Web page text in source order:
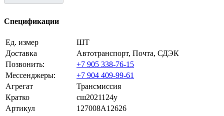
Спецификации
Ед. измер
ШТ
Доставка
Автотранспорт, Почта, СДЭК
Позвонить:
+7 905 338-76-15
Мессенджеры:
+7 904 409-99-61
Агрегат
Трансмиссия
Кратко
сш2021124у
Артикул
127008A12626